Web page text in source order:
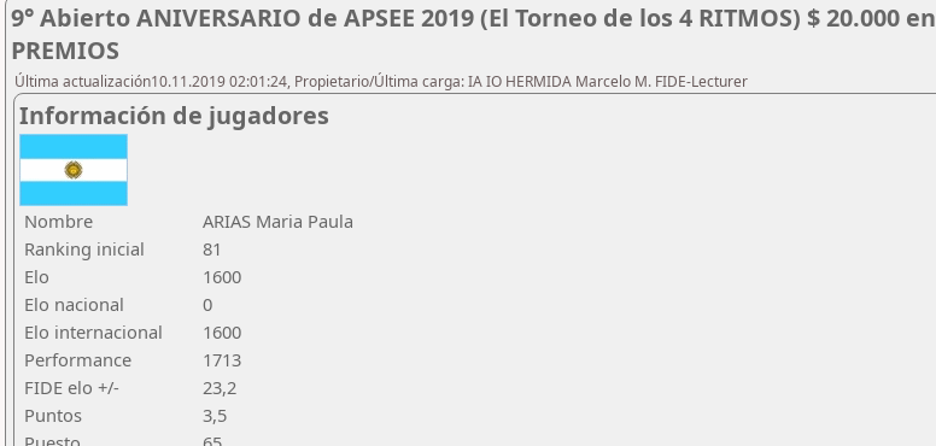
9° Abierto ANIVERSARIO de APSEE 2019 (El Torneo de los 4 RITMOS) $ 20.000 en
PREMIOS
Última actualización10.11.2019 02:01:24, Propietario/Última carga: IA IO HERMIDA Marcelo M. FIDE-Lecturer
Información de jugadores
Nombre
ARIAS Maria Paula
Ranking inicial
81
Elo
1600
Elo nacional
0
Elo internacional
1600
Performance
1713
FIDE elo +/-
23,2
Puntos
3,5